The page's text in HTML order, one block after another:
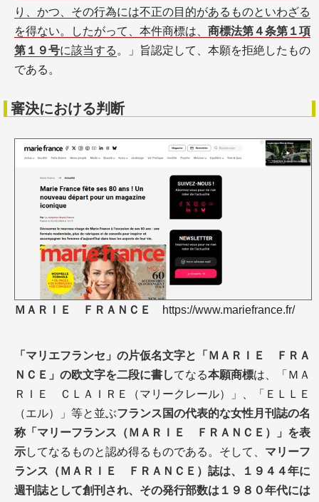
り、かつ、その行為には不正の目的があるものといわざる
を得ない。したがって、本件商標は、 商標法第４条第１項
第１９号に該当する 。」旨認定して、本願を拒絶したもの
である。
審決における判断
ＭＡＲＩＥ ＦＲＡＮＣＥ https://www.mariefrance.fr/
「マリエフランセ」の片仮名文字と「ＭＡＲＩＥ ＦＲＡ
ＮＣＥ」の欧文字を二段に書してなる本願商標は、「ＭＡ
ＲＩＥ ＣＬＡＩＲＥ（マリークレール）」、「ＥＬＬＥ
（エル）」等と並ぶフランス国の代表的な女性月刊誌の名
称「マリーフランス（ＭＡＲＩＥ ＦＲＡＮＣＥ）」を表
示してなるものと認め得るものである。そして、 マリーフ
ランス（ＭＡＲＩＥ ＦＲＡＮＣＥ）誌は、１９４４年に
週刊誌として創刊され、その発行部数は１９８０年代には